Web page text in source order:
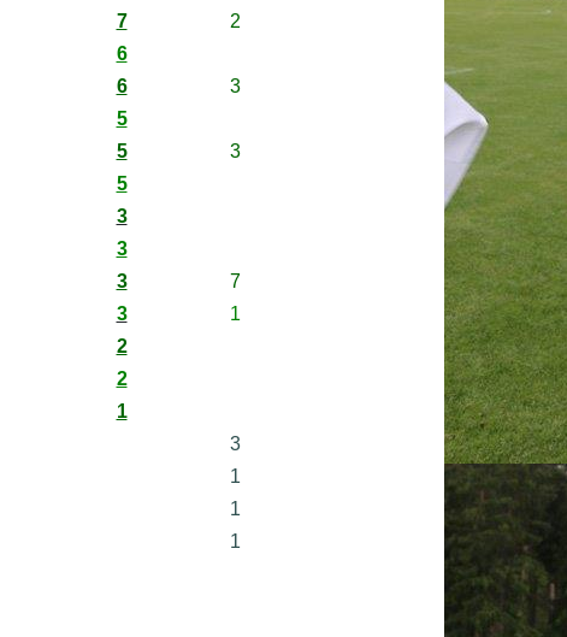
7
2
6
6
3
5
5
3
5
3
3
3
7
3
1
2
2
1
3
1
1
1